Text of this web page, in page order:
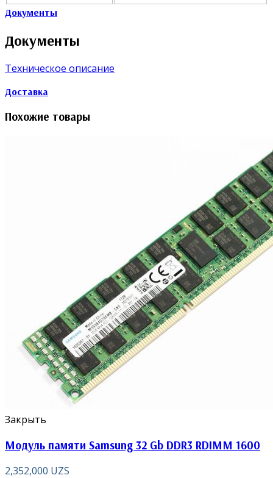
Документы
Документы
Техническое описание
Доставка
Похожие товары
Закрыть
Модуль памяти Samsung 32 Gb DDR3 RDIMM 1600
2,352,000 UZS